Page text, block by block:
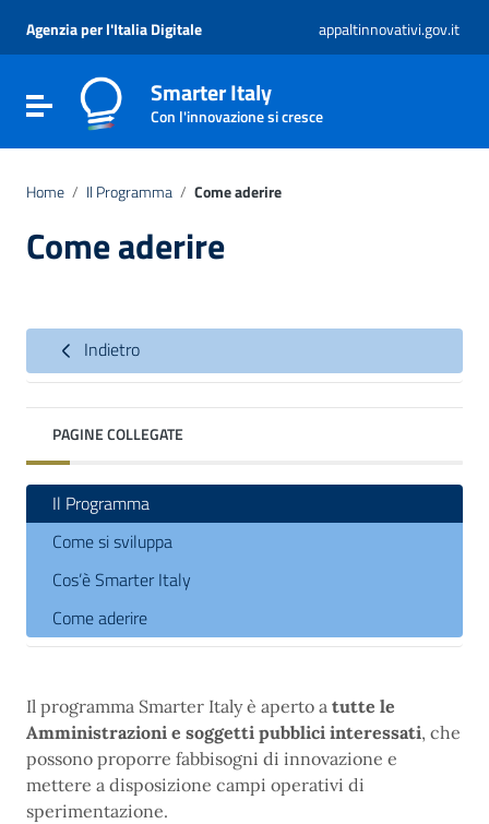
Vai al menu di navigazione
Vai al footer
Agenzia per l'Italia Digitale appaltinnovativi.gov.it
Attiva / disattiva la navigazione
Smarter Italy
Con l'innovazione si cresce
Home / Il Programma / Come aderire
Come aderire
Indietro
PAGINE COLLEGATE
Il Programma
Come si sviluppa
Cos’è Smarter Italy
Come aderire
Il programma Smarter Italy è aperto a tutte le
Amministrazioni e soggetti pubblici interessati, che
possono proporre fabbisogni di innovazione e
mettere a disposizione campi operativi di
sperimentazione.